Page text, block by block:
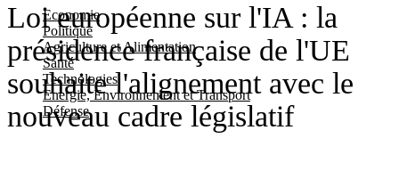
Economie
Politique
Agriculture et Alimentation
Santé
Technologies
Energie, Environnement et Transport
Défense
Loi européenne sur l'IA : la
présidence française de l'UE
souhaite l'alignement avec le
nouveau cadre législatif